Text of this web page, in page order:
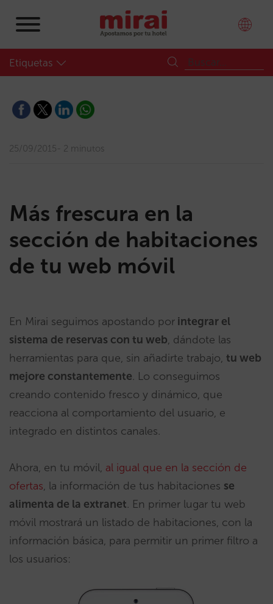
Etiquetas
25/09/2015 2 minutos
Más frescura en la
sección de habitaciones
de tu web móvil
En Mirai seguimos apostando por integrar el
sistema de reservas con tu web, dándote las
herramientas para que, sin añadirte trabajo, tu web
mejore constantemente. Lo conseguimos
creando contenido fresco y dinámico, que
reacciona al comportamiento del usuario, e
integrado en distintos canales.
Ahora, en tu móvil, al igual que en la sección de
ofertas, la información de tus habitaciones se
alimenta de la extranet. En primer lugar tu web
móvil mostrará un listado de habitaciones, con la
información básica, para permitir un primer filtro a
los usuarios: